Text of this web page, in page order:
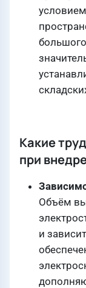
Какие
при
Объём
и